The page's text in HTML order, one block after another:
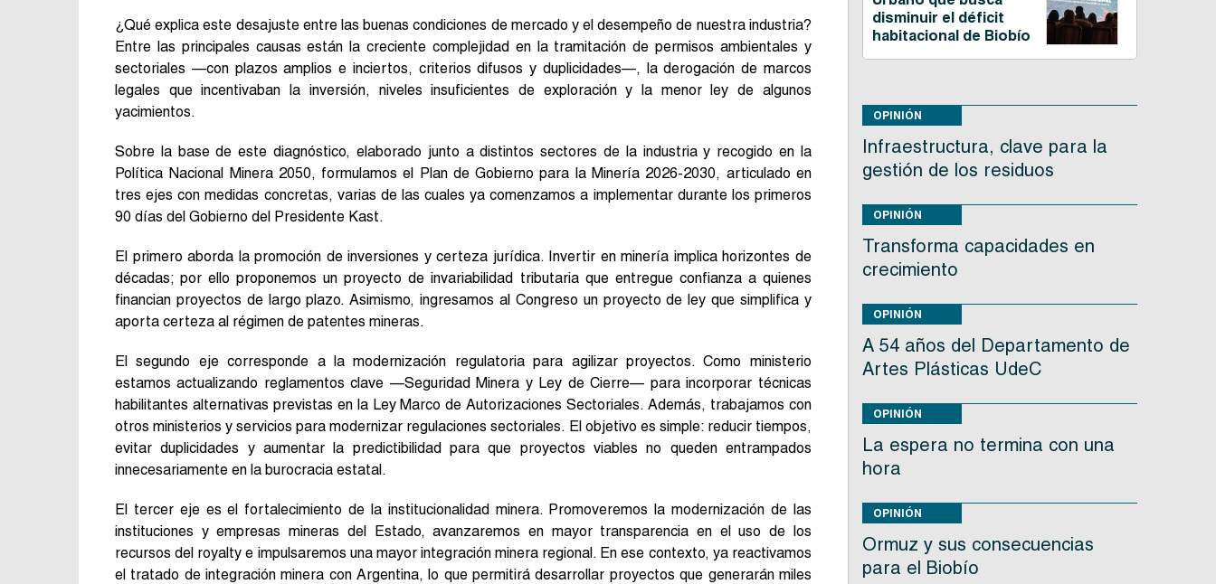
¿Qué explica este desajuste entre las buenas condiciones de mercado y el desempeño de nuestra industria?
Entre las principales causas están la creciente complejidad en la tramitación de permisos ambientales y
sectoriales —con plazos amplios e inciertos, criterios difusos y duplicidades—, la derogación de marcos
legales que incentivaban la inversión, niveles insuficientes de exploración y la menor ley de algunos
yacimientos.
Sobre la base de este diagnóstico, elaborado junto a distintos sectores de la industria y recogido en la
Política Nacional Minera 2050, formulamos el Plan de Gobierno para la Minería 2026-2030, articulado en
tres ejes con medidas concretas, varias de las cuales ya comenzamos a implementar durante los primeros
90 días del Gobierno del Presidente Kast.
El primero aborda la promoción de inversiones y certeza jurídica. Invertir en minería implica horizontes de
décadas; por ello proponemos un proyecto de invariabilidad tributaria que entregue confianza a quienes
financian proyectos de largo plazo. Asimismo, ingresamos al Congreso un proyecto de ley que simplifica y
aporta certeza al régimen de patentes mineras.
El segundo eje corresponde a la modernización regulatoria para agilizar proyectos. Como ministerio
estamos actualizando reglamentos clave —Seguridad Minera y Ley de Cierre— para incorporar técnicas
habilitantes alternativas previstas en la Ley Marco de Autorizaciones Sectoriales. Además, trabajamos con
otros ministerios y servicios para modernizar regulaciones sectoriales. El objetivo es simple: reducir tiempos,
evitar duplicidades y aumentar la predictibilidad para que proyectos viables no queden entrampados
innecesariamente en la burocracia estatal.
El tercer eje es el fortalecimiento de la institucionalidad minera. Promoveremos la modernización de las
instituciones y empresas mineras del Estado, avanzaremos en mayor transparencia en el uso de los
recursos del royalty e impulsaremos una mayor integración minera regional. En ese contexto, ya reactivamos
el tratado de integración minera con Argentina, lo que permitirá desarrollar proyectos que generarán miles
disminuir el déficit
habitacional de Biobío
OPINIÓN
Infraestructura, clave para la
gestión de los residuos
OPINIÓN
Transforma capacidades en
crecimiento
OPINIÓN
A 54 años del Departamento de
Artes Plásticas UdeC
OPINIÓN
La espera no termina con una
hora
OPINIÓN
Ormuz y sus consecuencias
para el Biobío